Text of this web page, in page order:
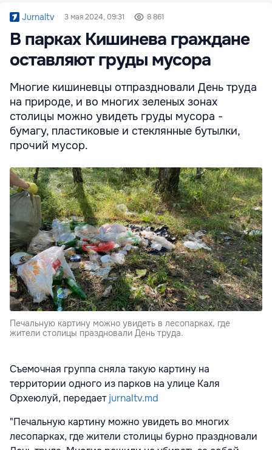
Jurnaltv 3 мая 2024, 09:31 8 861
В парках Кишинева граждане
оставляют груды мусора
Многие кишиневцы отпраздновали День труда
на природе, и во многих зеленых зонах
столицы можно увидеть груды мусора -
бумагу, пластиковые и стеклянные бутылки,
прочий мусор.
Печальную картину можно увидеть в лесопарках, где
жители столицы праздновали День труда.
Съемочная группа сняла такую картину на
территории одного из парков на улице Каля
Орхеюлуй, передаетjurnaltv.md
"Печальную картину можно увидеть во многих
лесопарках, где жители столицы бурно праздновали